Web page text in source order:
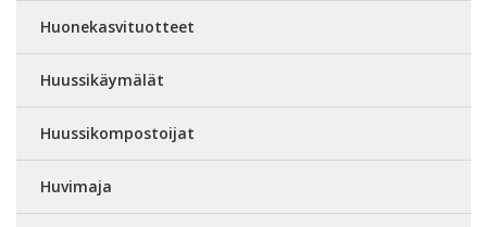
Huonekasvituotteet
Huussikäymälät
Huussikompostoijat
Huvimaja